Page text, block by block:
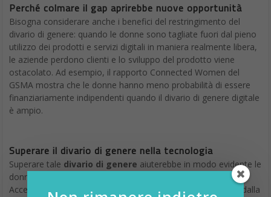
Perché colmare il gap aprirebbe nuove opportunità
Bisogna considerare anche i benefici del restringimento del
divario di genere: quando le donne sono tagliate fuori dal pieno
utilizzo dei prodotti e servizi digitali in maniera realmente libera,
le aziende perdono clienti e lo sviluppo del prodotto viene
ostacolato. Ad esempio, il rapporto Connected Women del
GSMA mostra che le donne hanno meno probabilità di essere
finanziariamente indipendenti quando il divario di genere digitale
è ampio.
Superare il divario di genere nella tecnologia
Superare tale divario di genere aiuterebbe in modo evidente le
donne e anche l’economia globale; in un recente studio
Accenture asserisce che le donne traggano maggior valore dalla